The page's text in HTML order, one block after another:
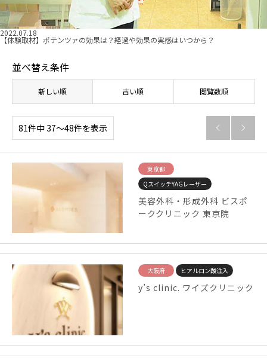
2022.07.18
【体験取材】ポテンツァの効果は？経過や効果の実感はいつから？
並べ替え条件
新しい順 古い順 閲覧数順
81件中 37〜48件を表示  
東京都
QスイッチYAGレーザー
美容外科・形成外科 ビスポ
ーククリニック 東京院
大阪府 ヒアルロン酸注入
y’s clinic. ワイズクリニック